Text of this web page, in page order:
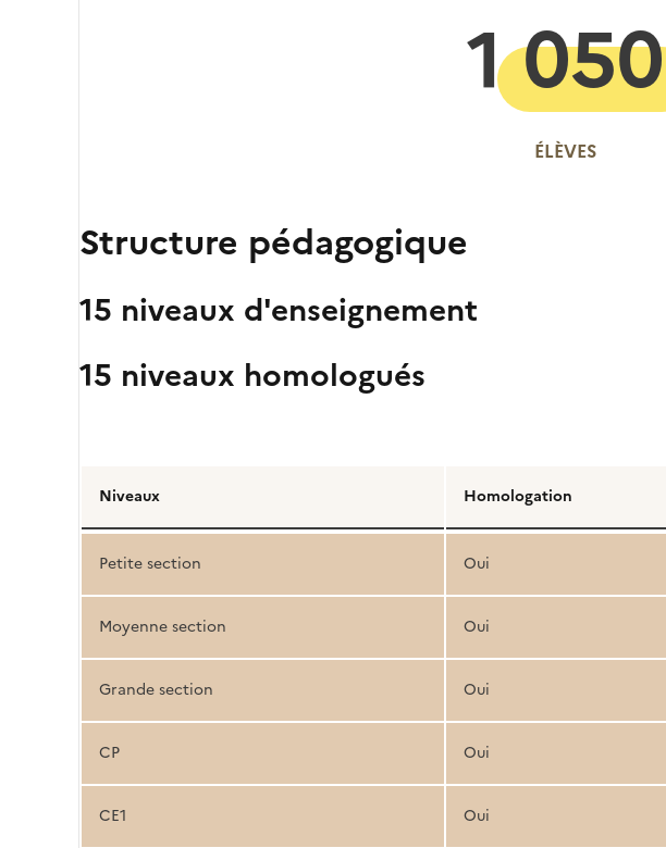
ÉLÈVES
1 050
Structure pédagogique
15 niveaux d'enseignement
15 niveaux homologués
de
la
structure
pédagogique
Niveaux Homologation
Petite section Oui
Moyenne section Oui
Grande section Oui
CP Oui
CE1 Oui